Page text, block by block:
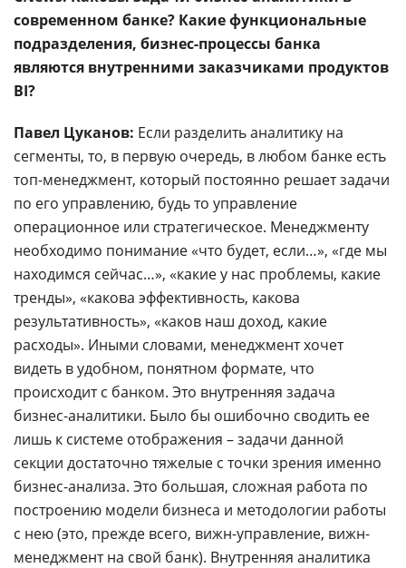
современном банке? Какие функциональные
подразделения, бизнес-процессы банка
являются внутренними заказчиками продуктов
BI?
Павел Цуканов: Если разделить аналитику на
сегменты, то, в первую очередь, в любом банке есть
топ-менеджмент, который постоянно решает задачи
по его управлению, будь то управление
операционное или стратегическое. Менеджменту
необходимо понимание «что будет, если…», «где мы
находимся сейчас…», «какие у нас проблемы, какие
тренды», «какова эффективность, какова
результативность», «каков наш доход, какие
расходы». Иными словами, менеджмент хочет
видеть в удобном, понятном формате, что
происходит с банком. Это внутренняя задача
бизнес-аналитики. Было бы ошибочно сводить ее
лишь к системе отображения – задачи данной
секции достаточно тяжелые с точки зрения именно
бизнес-анализа. Это большая, сложная работа по
построению модели бизнеса и методологии работы
с нею (это, прежде всего, вижн-управление, вижн-
менеджмент на свой банк). Внутренняя аналитика